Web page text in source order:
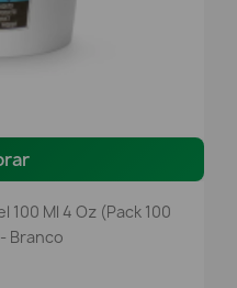
100 Ml 4 Oz (Pack 100
Branco